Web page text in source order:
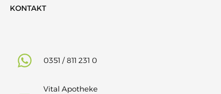
KONTAKT
0351 / 811 231 0
Vital Apotheke